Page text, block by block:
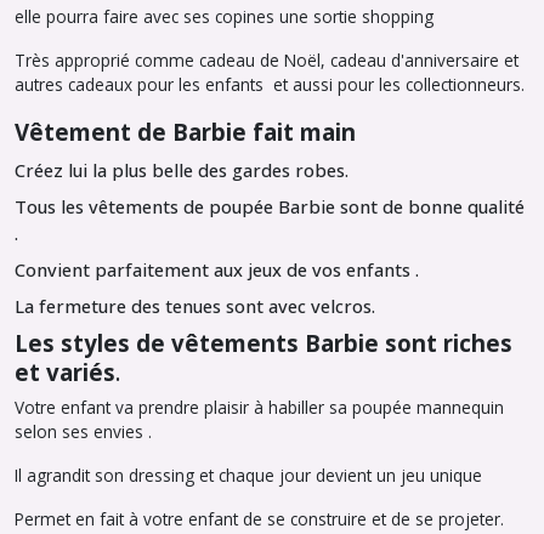
elle pourra faire avec ses copines une sortie shopping
Très approprié comme cadeau de Noël, cadeau d'anniversaire et
autres cadeaux pour les enfants et aussi pour les collectionneurs.
Vêtement de Barbie fait main
Créez lui la plus belle des gardes robes.
Tous les vêtements de poupée Barbie sont de bonne qualité
.
Convient parfaitement aux jeux de vos enfants .
La fermeture des tenues sont avec velcros.
Les styles de vêtements Barbie sont riches
et variés.
Votre enfant va prendre plaisir à habiller sa poupée mannequin
selon ses envies .
Il agrandit son dressing et chaque jour devient un jeu unique
Permet en fait à votre enfant de se construire et de se projeter.